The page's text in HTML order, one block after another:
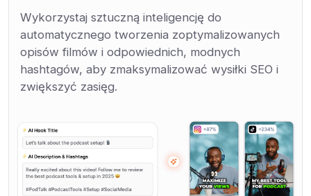
Wykorzystaj sztuczną inteligencję do
automatycznego tworzenia zoptymalizowanych
opisów filmów i odpowiednich, modnych
hashtagów, aby zmaksymalizować wysiłki SEO i
zwiększyć zasięg.